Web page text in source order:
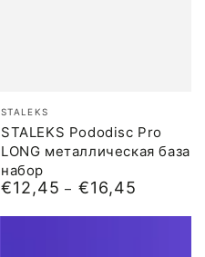
Бренд:
STALEKS
STALEKS Pododisc Pro
LONG металлическая база
набор
Обычная
€12,45 €16,45